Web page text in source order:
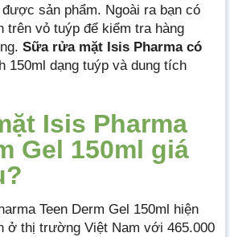
sản phẩm. Ngoài ra bạn có
trên vỏ tuýp để kiểm tra hàng
Sữa rửa mặt Isis Pharma có
150ml dạng tuýp và dung tích
Isis Pharma
Gel 150ml giá
Teen Derm Gel 150ml hiện
ở thị trường Việt Nam với 465.000